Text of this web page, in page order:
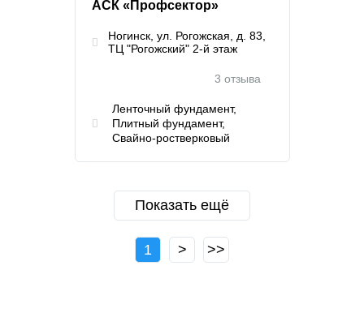
АСК «Профсектор»
Ногинск, ул. Рогожская, д. 83,
ТЦ "Рогожский" 2-й этаж
3 отзыва
Ленточный фундамент
Плитный фундамент
Свайно-ростверковый
Показать ещё
1 > >>